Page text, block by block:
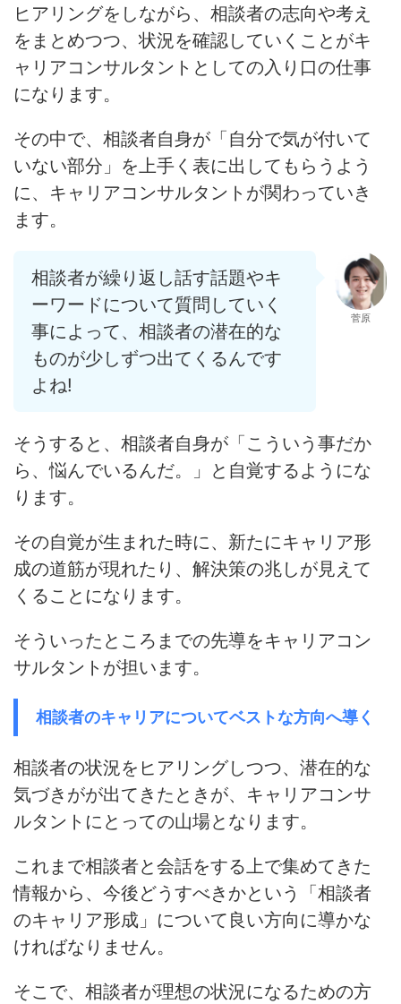
ヒアリングをしながら、相談者の志向や考え
をまとめつつ、状況を確認していくことがキ
ャリアコンサルタントとしての入り口の仕事
になります。
その中で、相談者自身が 「自分で気が付いて
いない部分」 を上手く表に出してもらうよう
に、キャリアコンサルタントが関わっていき
ます。
相談者が繰り返し話す話題やキ
ーワードについて質問していく
事によって、相談者の潜在的な
ものが少しずつ出てくるんです
よね!
菅原
そうすると、相談者自身が「こういう事だか
ら、悩んでいるんだ。」と自覚するようにな
ります。
その自覚が生まれた時に、 新たにキャリア形
成の道筋が現れたり、解決策の兆しが見えて
くることになります。
そういったところまでの先導をキャリアコン
サルタントが担います。
相談者のキャリアについてベストな方向へ導く
相談者の状況をヒアリングしつつ、潜在的な
気づきがが出てきたときが、キャリアコンサ
ルタントにとっての山場となります。
これまで相談者と会話をする上で集めてきた
情報から、今後どうすべきかという「相談者
のキャリア形成」について良い方向に導かな
ければなりません。
そこで、相談者が理想の状況になるための方